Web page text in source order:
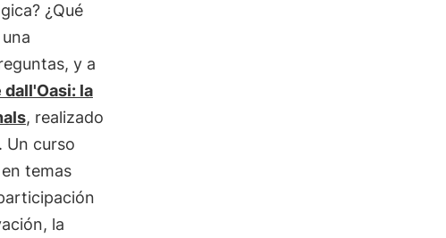
¿Qué
y a
dall'Oasi: la
, realizado
. Un curso
en temas
la